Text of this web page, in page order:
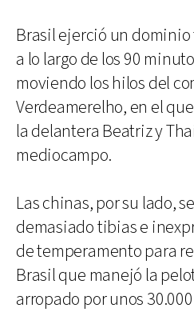
Brasil ejerció un
a lo largo de los 90
moviendo los hilos del
Verdeamerelho, en el
la delantera Beatriz y
mediocampo.
Las chinas, por su lado,
demasiado tibias e
de temperamento para
Brasil que manejó la
arropado por unos